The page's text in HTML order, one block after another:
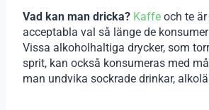
Vad kan man dricka? Kaffe och te
acceptabla val så länge de
Vissa alkoholhaltiga drycker, som
sprit, kan också konsumeras med
man undvika sockrade drinkar,